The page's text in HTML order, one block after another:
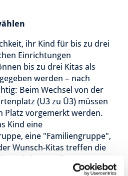
ihr Kind für bis zu drei
Einrichtungen
bis zu drei Kitas als
werden – nach
Beim Wechsel von der
(U3 zu Ü3) müssen
Platz vorgemerkt werden.
Kind eine
eine "Familiengruppe",
Wunsch-Kitas treffen die
selbst –
sie sich im Vorfeld über die